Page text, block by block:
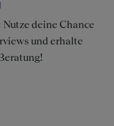
deine Chance
und erhalte